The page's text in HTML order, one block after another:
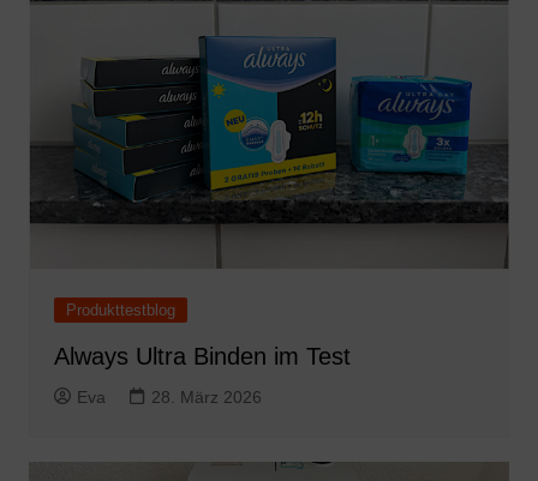
Produkttestblog
Always Ultra Binden im Test
Eva 28. März 2026